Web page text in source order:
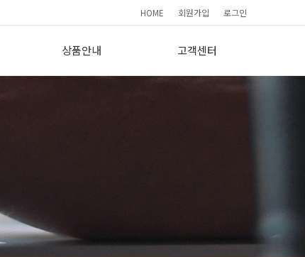
로그인
회원가입
HOME
상품안내 고객센터